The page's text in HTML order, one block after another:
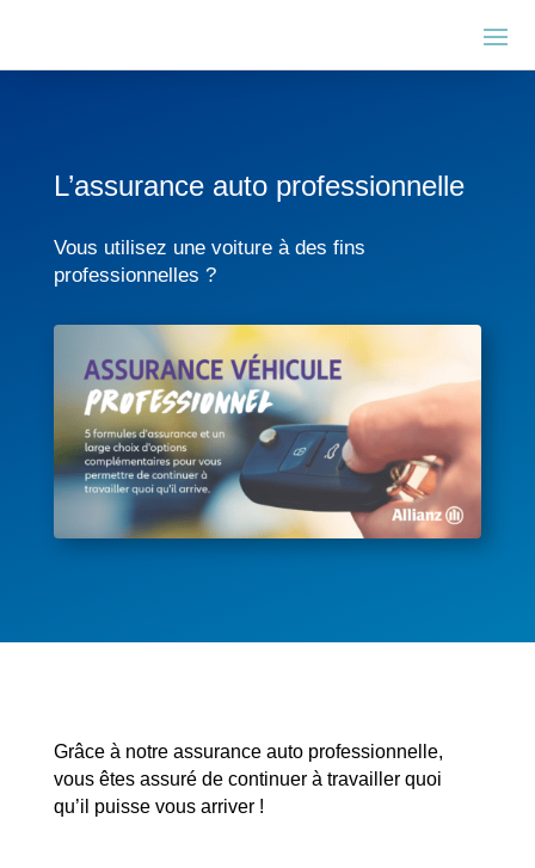
L’assurance auto professionnelle
Vous utilisez une voiture à des fins
professionnelles ?
Grâce à notre assurance auto professionnelle,
vous êtes assuré de continuer à travailler quoi
qu’il puisse vous arriver !